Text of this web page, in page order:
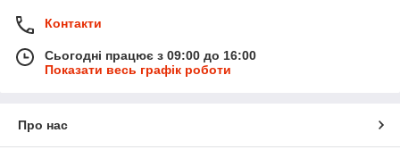
Контакти
Сьогодні працює з 09:00 до 16:00
Показати весь графік роботи
Про нас